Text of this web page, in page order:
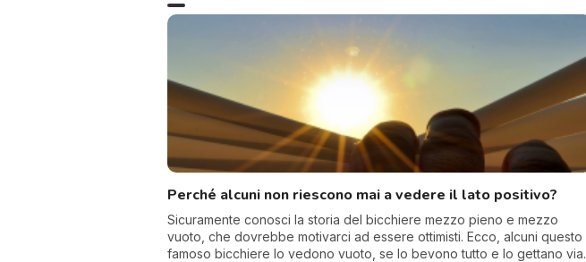
Perché alcuni non riescono mai a vedere il lato positivo?
Sicuramente conosci la storia del bicchiere mezzo pieno e mezzo
vuoto, che dovrebbe motivarci ad essere ottimisti. Ecco, alcuni questo
famoso bicchiere lo vedono vuoto, se lo bevono tutto e lo gettano via.